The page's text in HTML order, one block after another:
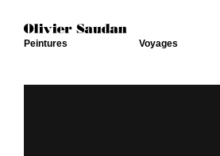
Peintures Voyages